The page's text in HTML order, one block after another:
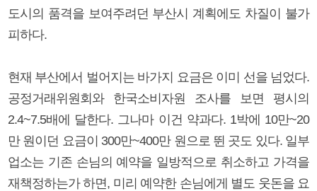
도시의 품격을 보여주려던 부산시 계획에도 차질이 불가
피하다.
현재 부산에서 벌어지는 바가지 요금은 이미 선을 넘었다.
공정거래위원회와 한국소비자원 조사를 보면 평시의
2.4~7.5배에 달한다. 그나마 이건 약과다. 1박에 10만~20
만 원이던 요금이 300만~400만 원으로 뛴 곳도 있다. 일부
업소는 기존 손님의 예약을 일방적으로 취소하고 가격을
재책정하는가 하면, 미리 예약한 손님에게 별도 웃돈을 요